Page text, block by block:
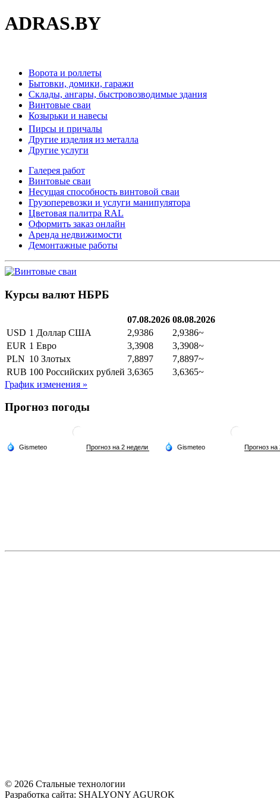
ADRAS.BY
Ворота и роллеты
Бытовки, домики, гаражи
Склады, ангары, быстровозводимые здания
Винтовые сваи
Козырьки и навесы
Пирсы и причалы
Другие изделия из металла
Другие услуги
Галерея работ
Винтовые сваи
Несущая способность винтовой сваи
Грузоперевозки и услуги манипулятора
Цветовая палитра RAL
Оформить заказ онлайн
Аренда недвижимости
Демонтажные работы
Курсы валют НБРБ
07.08.2026 08.08.2026
USD 1 Доллар США 2,9386
2,9386~
EUR 1 Евро 3,3908
3,3908~
PLN 10 Злотых 7,8897
7,8897~
RUB 100 Российских рублей 3,6365
3,6365~
График изменения »
Прогноз погоды
© 2026 Стальные технологии
Разработка сайта: SHALYONY AGUROK